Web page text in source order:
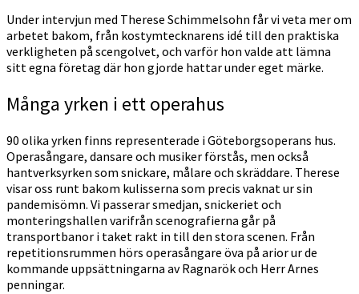
Under intervjun med Therese Schimmelsohn får vi veta mer om
arbetet bakom, från kostymtecknarens idé till den praktiska
verkligheten på scengolvet, och varför hon valde att lämna
sitt egna företag där hon gjorde hattar under eget märke.
Många yrken i ett operahus
90 olika yrken finns representerade i Göteborgsoperans hus.
Operasångare, dansare och musiker förstås, men också
hantverksyrken som snickare, målare och skräddare. Therese
visar oss runt bakom kulisserna som precis vaknat ur sin
pandemisömn. Vi passerar smedjan, snickeriet och
monteringshallen varifrån scenografierna går på
transportbanor i taket rakt in till den stora scenen. Från
repetitionsrummen hörs operasångare öva på arior ur de
kommande uppsättningarna av Ragnarök och Herr Arnes
penningar.